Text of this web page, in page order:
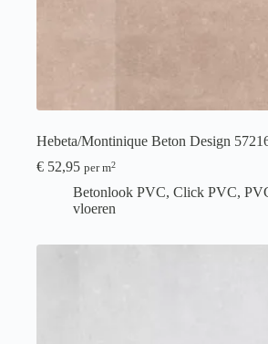
Hebeta/Montinique Beton Design
€ 52,95 per m2
Betonlook PVC, Click PVC,
vloeren